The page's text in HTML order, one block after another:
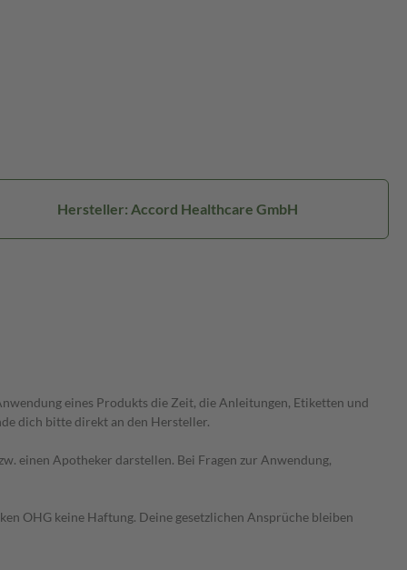
Hersteller: Accord Healthcare GmbH
eines Produkts die Zeit, die Anleitungen, Etiketten und
dich bitte direkt an den Hersteller.
einen Apotheker darstellen. Bei Fragen zur Anwendung,
OHG keine Haftung. Deine gesetzlichen Ansprüche bleiben